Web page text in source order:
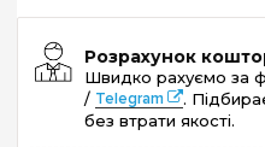
Розрахунок
Швидко рахуємо за
/ Telegram
.
без втрати якості.